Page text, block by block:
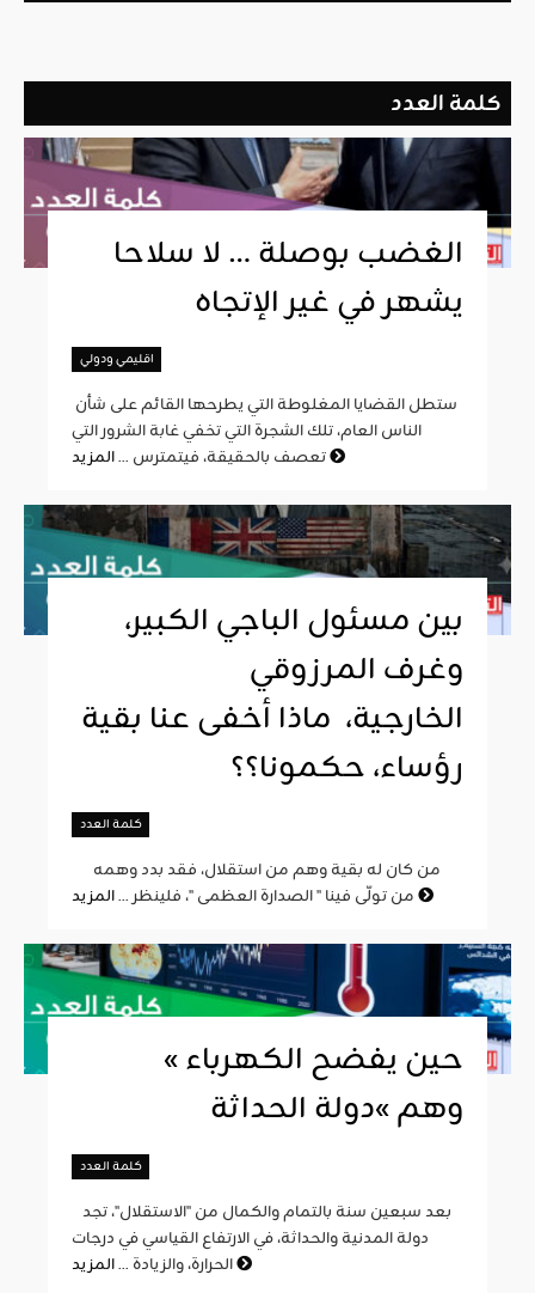
كلمة العدد
الغضب بوصلة … لا سلاحا
يشهر في غير الإتجاه
اقليمي ودولي
الناس العام، تلك الشجرة التي تخفي غابة الشرور التي
تعصف بالحقيقة، فيتمترس ...
بين مسئول الباجي الكبير،
وغرف المرزوقي
الخارجية، ماذا أخفى عنا بقية
رؤساء، حكمونا؟؟
كلمة العدد
من تولّى فينا " الصدارة العظمى "، فلينظر ...
« حين يفضح الكهرباء
وهم »دولة الحداثة
كلمة العدد
دولة المدنية والحداثة، في الارتفاع القياسي في درجات
الحرارة، والزيادة ...